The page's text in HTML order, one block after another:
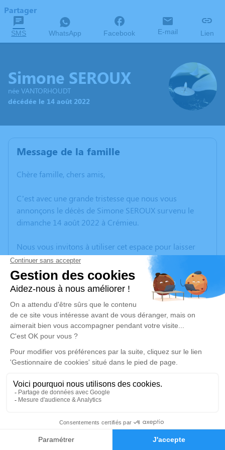
Faire-part Hommages
Partager
SMS WhatsApp Facebook E-mail Lien
Simone SEROUX
née VANTORHOUDT
décédée le 14 août 2022
Message de la famille
Chère famille, chers amis,
C’est avec une grande tristesse que nous vous
annonçons le décès de Simone SEROUX survenu le
dimanche 14 août 2022 à Crémieu.
Nous vous invitons à utiliser cet espace pour laisser
vos condoléances, partager des photos souvenirs, une
anecdote ou exprimer vos pensées à travers des
poèmes ou des textes. Cet endroit est un lieu
d'expression dédié à honorer la mémoire de Simone
SEROUX.
Un service de plantation d’arbre hommage est
disponible ici.
Je rends hommage
Cérémonie
salle de cérémonie PCC BRON Avenue de
l'université